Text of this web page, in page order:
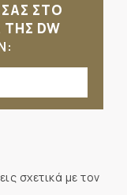
ΣΤΟ
DW
σχετικά με τον